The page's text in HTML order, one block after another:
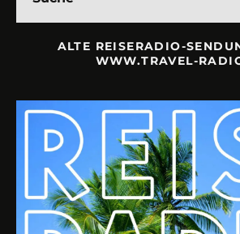
ALTE REISERADIO-
WWW.TRAVEL-